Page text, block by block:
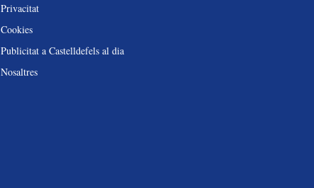
Privacitat
Cookies
Publicitat a Castelldefels al dia
Nosaltres